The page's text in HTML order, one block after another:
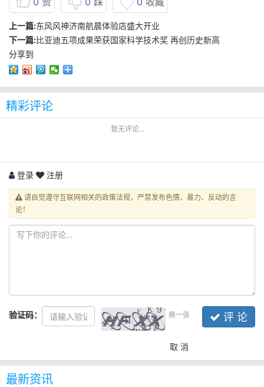
上一篇:东风风神济南航晨体验店盛大开业
下一篇:比亚迪五项成果荣获国家科学技术奖 再创历史新高
分享到
精彩评论
暂无评论...
登录 注册
请自觉遵守互联网相关的政策法规，严禁发布色情、暴力、反动的言
论！
验证码： 换一张 评 论
取 消
最新资讯